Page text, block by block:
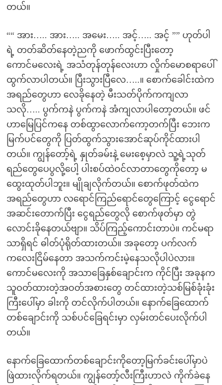
တယ်။
““ အား….. အား….. အမေး….. အင့်….. အင့် ”” ဟုတ်ပါ
ရဲ့ တတ်ဆိတ်နေတဲ့ညကို ဖောက်ထွင်းပြီးတော့
ကောင်မလေးရဲ့ အသံတုန်တုန်လေးဟာ လှိုက်မောစရာပေါ်
ထွက်လာပါတယ်။ ပြီးသွားပြီလေ…..။ စောက်ခေါင်းထဲက
အရည်တွေဟာ လေခိုနေတဲ့ မီးသတ်ပိုက်ကကျလာ
သလို….. ပွက်ကနဲ ပွက်ကနဲ အံကျလာပါတော့တယ်။ ဖင်
ဟာမြေပြင်ကနေ တစ်ထွာလောက်ကော့တက်ပြီး ဘေးက
မြက်ပင်တွေကို ပြတ်ထွက်သွားအောင်ဆုပ်ကိုင်ထားပါ
တယ်။ ကျွန်တော့်ရဲ့ နှုတ်ခမ်းနဲ့ မေးစေ့မှာလဲ သူ့ရဲ့သုတ်
ရည်တွေပေပွလို့ပေါ့ ပါးစပ်ထဲဝင်လာတာတွေကိုတော့ မ
ထွေးထုတ်ပါဘူး။ မျိုချလိုက်တယ်။ စောက်ဖုတ်ထဲက
အရည်တွေဟာ လရောင်ကြည်ရောင်တွေကြောင့် ငွေရောင်
အဆင်းတောက်ပြီး ငွေရည်တွေလို စောက်ဖုတ်မှာ တွဲ
လောင်းခိုနေတယ်ဗျာ။ သိပ်ကြည့်ကောင်းတာပဲ။ ကင်မရာ
သာရှိရင် ဓါတ်ပုံရိုတ်ထားတယ်။ အခုတော့ ပက်လက်
ကလေးငြိမ်နေတာ အသက်ကင်းမဲ့နေသလိုပါပဲလား။
ကောင်မလေးကို အသာခြေနှစ်ချောင်းက ကိုင်ပြီး အခုနက
သူဝတ်ထားတဲ့အဝတ်အစားတွေ တင်ထားတဲ့သစ်မြစ်ခုံးခုံး
ကြီးပေါ်မှာ ခါးကို တင်လိုက်ပါတယ်။ နောက်ခြေထောက်
တစ်ချောင်းကို သစ်ပင်ခြေရင်းမှာ လှမ်းတင်ပေးလိုက်ပါ
တယ်။
နောက်ခြေထောက်တစ်ချောင်းကိုတော့မြက်ခင်းပေါ်မှာပဲ
ဖြဲထားလိုက်ရတယ်။ ကျွန်တော့်လီးကြီးဟာလဲ ကိုက်ခဲနေ